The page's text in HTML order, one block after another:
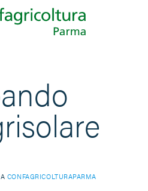
CONFAGRICOLTURAPARMA